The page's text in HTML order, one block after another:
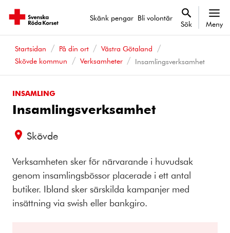
Skänk pengar Bli volontär
Sök Meny
Startsidan På din ort
Västra Götaland
Skövde kommun
Verksamheter Insamlingsverksamhet
INSAMLING
Insamlingsverksamhet
Skövde
Verksamheten sker för närvarande i huvudsak
genom insamlingsbössor placerade i ett antal
butiker. Ibland sker särskilda kampanjer med
insättning via swish eller bankgiro.